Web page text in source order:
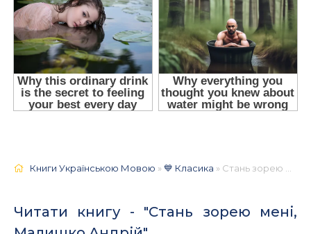
Книги Українською Мовою »💙 Класика » Стань зорею мені, Малишко Андрій 📚 - Українською
Читати книгу - "Стань зорею мені,